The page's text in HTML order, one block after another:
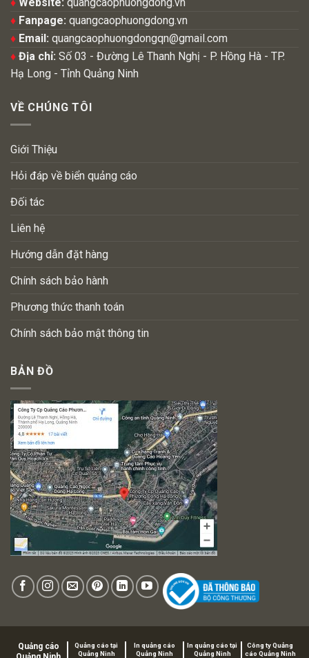
♦ Website: quangcaophuongdong.vn
♦ Fanpage: quangcaophuongdong.vn
♦ Email: quangcaophuongdongqn@gmail.com
♦ Địa chỉ: Số 03 - Đường Lê Thanh Nghị - P. Hồng Hà - TP.
Hạ Long - Tỉnh Quảng Ninh
VỀ CHÚNG TÔI
Giới Thiệu
Hỏi đáp về biển quảng cáo
Đối tác
Liên hệ
Hướng dẫn đặt hàng
Chính sách bảo hành
Phương thức thanh toán
Chính sách bảo mật thông tin
BẢN ĐỒ
Quảng cáo
Quảng cáo tại
Quảng Ninh
In quảng cáo
Quảng Ninh
In quảng cáo tại
Quảng Ninh
Công ty Quảng
cáo Quảng Ninh